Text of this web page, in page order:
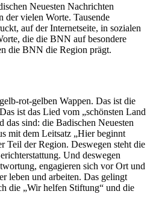
Neuesten Nachrichten
der vielen Worte. Tausende
auf der Internetseite, in sozialen
die die BNN auf besondere
die BNN die Region prägt.
rot-gelben Wappen. Das ist die
ist das Lied vom „schönsten Land
das sind: die Badischen Neuesten
mit dem Leitsatz „Hier beginnt
Teil der Region. Deswegen steht die
Und deswegen
engagieren sich vor Ort und
leben und arbeiten. Das gelingt
die „Wir helfen Stiftung“ und die